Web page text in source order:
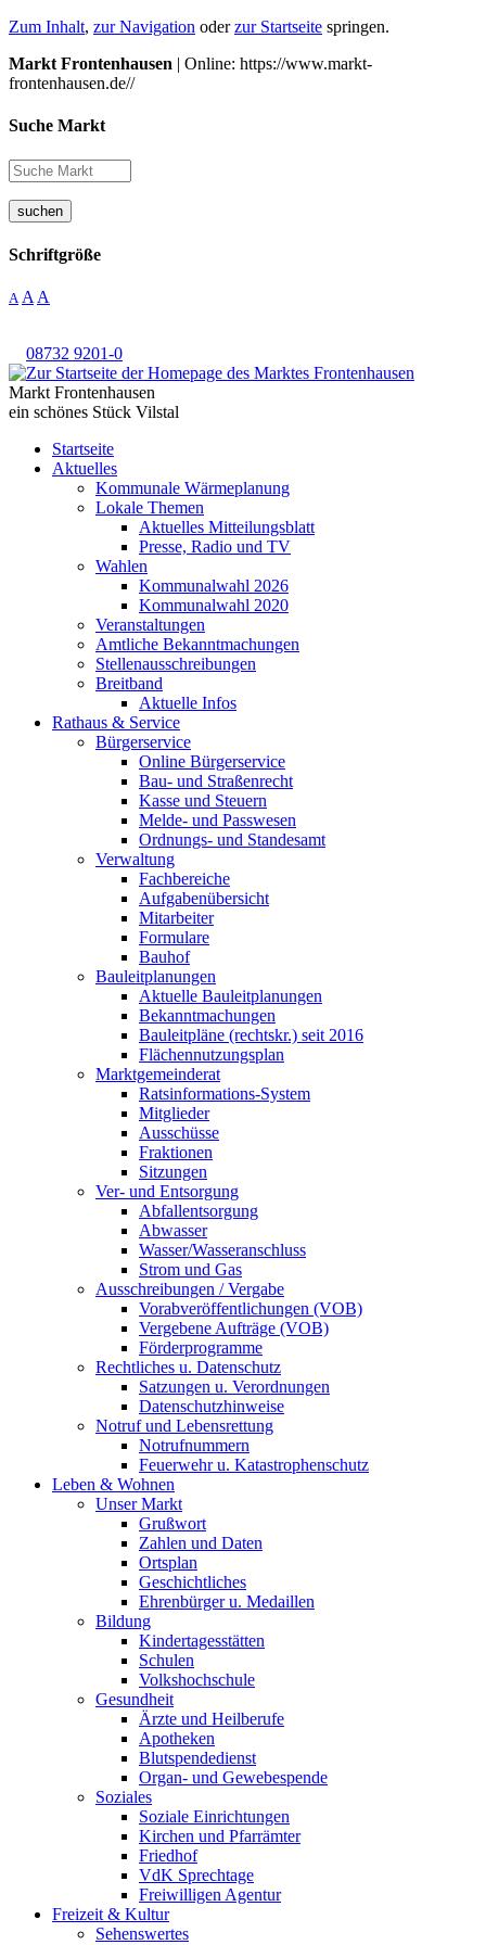
Zum Inhalt, zur Navigation oderzur Startseite springen.
Markt Frontenhausen | Online: https://www.markt-
frontenhausen.de//
Suche Markt
suchen
Schriftgröße
A A A
08732 9201-0
Markt Frontenhausen
ein schönes Stück Vilstal
Startseite
Aktuelles
Kommunale Wärmeplanung
Lokale Themen
Aktuelles Mitteilungsblatt
Presse, Radio und TV
Wahlen
Kommunalwahl 2026
Kommunalwahl 2020
Veranstaltungen
Amtliche Bekanntmachungen
Stellenausschreibungen
Breitband
Aktuelle Infos
Rathaus & Service
Bürgerservice
Online Bürgerservice
Bau- und Straßenrecht
Kasse und Steuern
Melde- und Passwesen
Ordnungs- und Standesamt
Verwaltung
Fachbereiche
Aufgabenübersicht
Mitarbeiter
Formulare
Bauhof
Bauleitplanungen
Aktuelle Bauleitplanungen
Bekanntmachungen
Bauleitpläne (rechtskr.) seit 2016
Flächennutzungsplan
Marktgemeinderat
Ratsinformations-System
Mitglieder
Ausschüsse
Fraktionen
Sitzungen
Ver- und Entsorgung
Abfallentsorgung
Abwasser
Wasser/Wasseranschluss
Strom und Gas
Ausschreibungen / Vergabe
Vorabveröffentlichungen (VOB)
Vergebene Aufträge (VOB)
Förderprogramme
Rechtliches u. Datenschutz
Satzungen u. Verordnungen
Datenschutzhinweise
Notruf und Lebensrettung
Notrufnummern
Feuerwehr u. Katastrophenschutz
Leben & Wohnen
Unser Markt
Grußwort
Zahlen und Daten
Ortsplan
Geschichtliches
Ehrenbürger u. Medaillen
Bildung
Kindertagesstätten
Schulen
Volkshochschule
Gesundheit
Ärzte und Heilberufe
Apotheken
Blutspendedienst
Organ- und Gewebespende
Soziales
Soziale Einrichtungen
Kirchen und Pfarrämter
Friedhof
VdK Sprechtage
Freiwilligen Agentur
Freizeit & Kultur
Sehenswertes